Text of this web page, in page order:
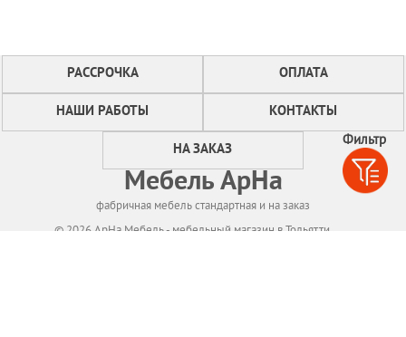
Фильтр
РАССРОЧКА ОПЛАТА
НАШИ РАБОТЫ КОНТАКТЫ
НА ЗАКАЗ
Мебель АрНа
фабричная мебель стандартная и на заказ
© 2026 АрНа Мебель - мебельный магазин в Тольятти